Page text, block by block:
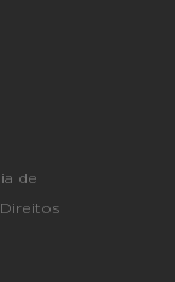
de